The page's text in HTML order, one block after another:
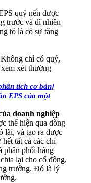
quý nến được
trước và dĩ nhiên
tỏ là có sự tăng
Không chỉ có quý,
xét thường
tích cơ bản]
EPS của một
doanh nghiệp
thể hiện qua dòng
lãi, và tạo ra được
tất cả các chi
phân phối hàng
lại cho cổ đông,
trưởng. Đó là lý